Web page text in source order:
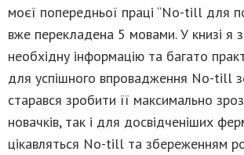
моєї попередньої праці “No-till для
вже перекладена 5 мовами. У книзі я
необхідну інформацію та багато
для успішного впровадження No-till
старався зробити її максимально
новачків, так і для досвідченіших
цікавляться No-till та збереженням